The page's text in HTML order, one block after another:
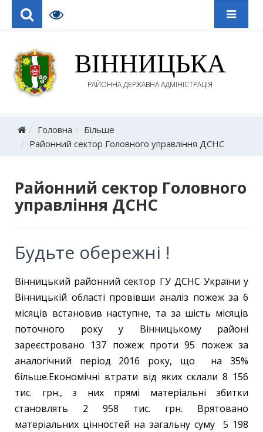
ВІННИЦЬКА
РАЙОННА ДЕРЖАВНА АДМІНІСТРАЦІЯ
Головна
Більше
Районний сектор Головного управління ДСНС
Районний сектор Головного
управління ДСНС
Будьте обережні !
Вінницький районний сектор ГУ ДСНС України у
Вінницькій області провівши аналіз пожеж за 6
місяців встановив наступне, та за шість місяців
поточного року у Вінницькому районі
зареєстровано 137 пожеж проти 95 пожеж за
аналогічний період 2016 року, що на 35%
більше.Економічні втрати від яких склали 8 156
тис. грн., з них прямі матеріальні збитки
становлять 2 958 тис. грн. Врятовано
матеріальних цінностей на загальну суму 5 198